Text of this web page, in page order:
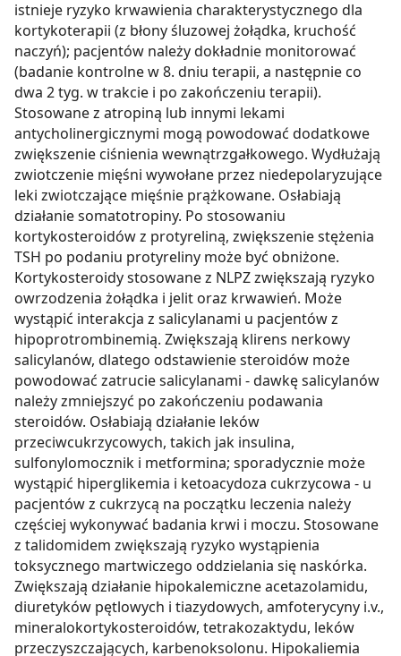
z brakiem dostępu do wszystkich funkcjonalności
Strony.
istnieje ryzyko krwawienia charakterystycznego dla
kortykoterapii (z błony śluzowej żołądka, kruchość
naczyń); pacjentów należy dokładnie monitorować
(badanie kontrolne w 8. dniu terapii, a następnie co
dwa 2 tyg. w trakcie i po zakończeniu terapii).
Stosowane z atropiną lub innymi lekami
antycholinergicznymi mogą powodować dodatkowe
zwiększenie ciśnienia wewnątrzgałkowego. Wydłużają
zwiotczenie mięśni wywołane przez niedepolaryzujące
leki zwiotczające mięśnie prążkowane. Osłabiają
działanie somatotropiny. Po stosowaniu
kortykosteroidów z protyreliną, zwiększenie stężenia
TSH po podaniu protyreliny może być obniżone.
Kortykosteroidy stosowane z NLPZ zwiększają ryzyko
owrzodzenia żołądka i jelit oraz krwawień. Może
wystąpić interakcja z salicylanami u pacjentów z
hipoprotrombinemią. Zwiększają klirens nerkowy
salicylanów, dlatego odstawienie steroidów może
powodować zatrucie salicylanami - dawkę salicylanów
należy zmniejszyć po zakończeniu podawania
steroidów. Osłabiają działanie leków
przeciwcukrzycowych, takich jak insulina,
sulfonylomocznik i metformina; sporadycznie może
wystąpić hiperglikemia i ketoacydoza cukrzycowa - u
pacjentów z cukrzycą na początku leczenia należy
częściej wykonywać badania krwi i moczu. Stosowane
z talidomidem zwiększają ryzyko wystąpienia
toksycznego martwiczego oddzielania się naskórka.
Zwiększają działanie hipokalemiczne acetazolamidu,
diuretyków pętlowych i tiazydowych, amfoterycyny i.v.,
mineralokortykosteroidów, tetrakozaktydu, leków
przeczyszczających, karbenoksolonu. Hipokaliemia